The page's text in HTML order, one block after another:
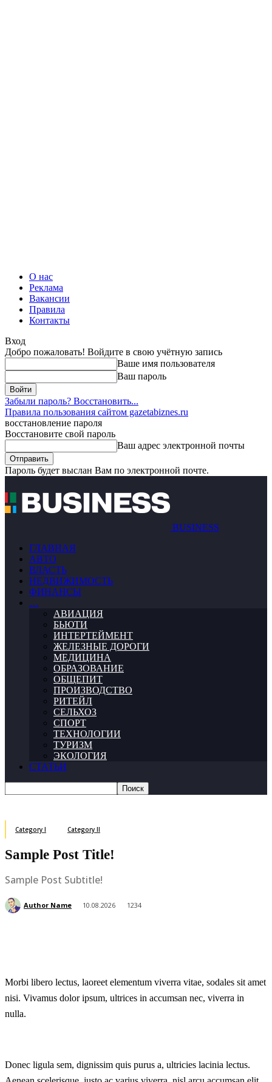
О нас
Реклама
Вакансии
Правила
Контакты
Вход
Добро пожаловать! Войдите в свою учётную запись
Ваше имя пользователя
Ваш пароль
Забыли пароль? Восстановить...
Правила пользования сайтом gazetabiznes.ru
восстановление пароля
Восстановите свой пароль
Ваш адрес электронной почты
Пароль будет выслан Вам по электронной почте.
BUSINESS
ГЛАВНАЯ
АВТО
ВЛАСТЬ
НЕДВИЖИМОСТЬ
ФИНАНСЫ
…
АВИАЦИЯ
БЬЮТИ
ИНТЕРТЕЙМЕНТ
ЖЕЛЕЗНЫЕ ДОРОГИ
МЕДИЦИНА
ОБРАЗОВАНИЕ
ОБЩЕПИТ
ПРОИЗВОДСТВО
РИТЕЙЛ
СЕЛЬХОЗ
СПОРТ
ТЕХНОЛОГИИ
ТУРИЗМ
ЭКОЛОГИЯ
СТАТЬИ
Category I Category II
Sample Post Title!
Sample Post Subtitle!
Author Name 10.08.2026 1234
Morbi libero lectus, laoreet elementum viverra vitae, sodales sit amet
nisi. Vivamus dolor ipsum, ultrices in accumsan nec, viverra in
nulla.
Donec ligula sem, dignissim quis purus a, ultricies lacinia lectus.